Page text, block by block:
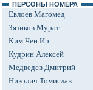
ПЕРСОНЫ НОМЕРА
Евлоев Магомед
Зязиков Мурат
Ким Чен Ир
Кудрин Алексей
Медведев Дмитрий
Николич Томислав